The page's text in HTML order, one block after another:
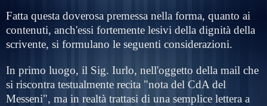
Fatta questa doverosa premessa nella forma, quanto ai
contenuti, anch'essi fortemente lesivi della dignità della
scrivente, si formulano le seguenti considerazioni.
In primo luogo, il Sig. Iurlo, nell'oggetto della mail che
si riscontra testualmente recita "nota del CdA del
Messeni", ma in realtà trattasi di una semplice lettera a